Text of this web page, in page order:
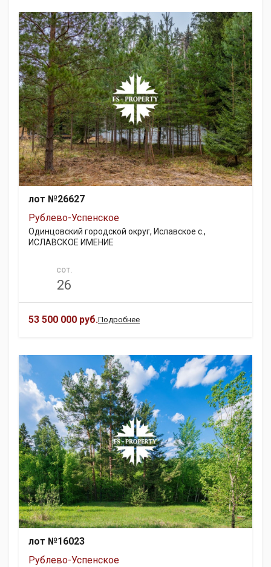
лот №26627
Рублево-Успенское
Одинцовский городской округ, Иславское с.,
ИСЛАВСКОЕ ИМЕНИЕ
СОТ.
26
53 500 000 руб.Подробнее
лот №16023
Рублево-Успенское